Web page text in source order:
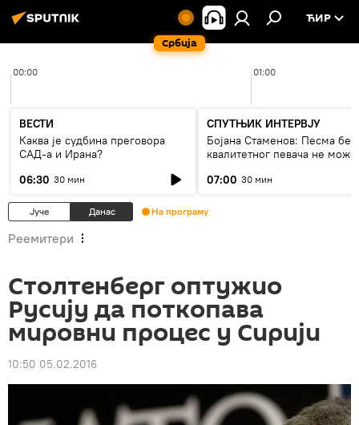
Србија
ЋИР
00:00 01:00
ВЕСТИ
Каква је судбина преговора
САД-а и Ирана?
06:30 30 мин
СПУТЊИК ИНТЕРВЈУ
Бојана Стаменов: Песма без
квалитетног певача не може
07:00 30 мин
Јуче Данас На програму
Реемитери
Столтенберг оптужио
Русију да поткопава
мировни процес у Сирији
10:50 05.02.2016